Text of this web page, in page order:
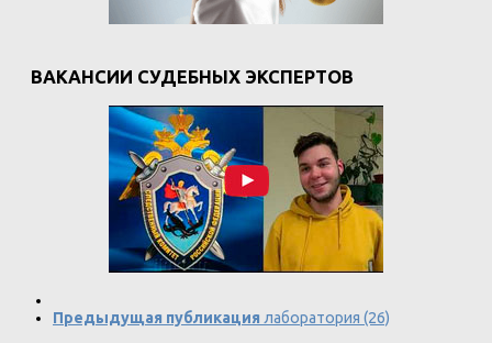
ВАКАНСИИ СУДЕБНЫХ ЭКСПЕРТОВ
Предыдущая публикация лаборатория (26)